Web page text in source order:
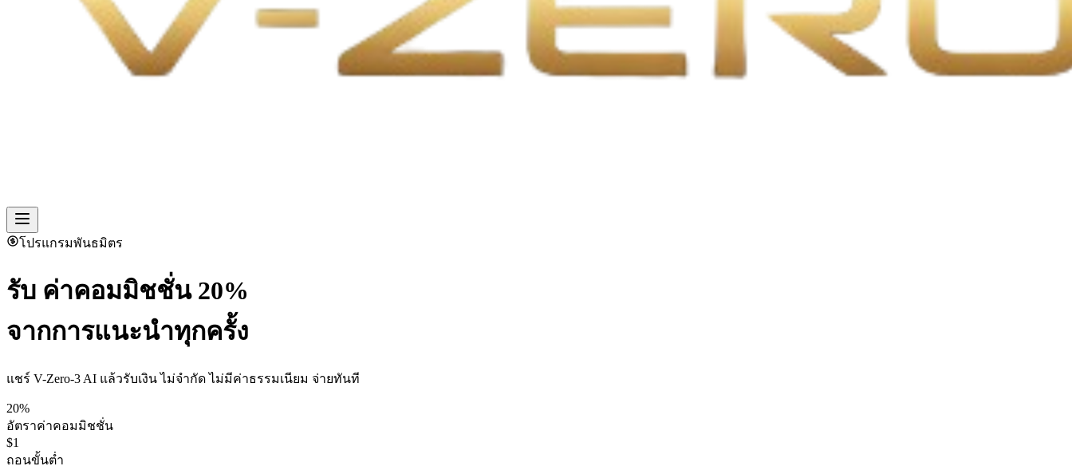
โปรแกรมพันธมิตร
รับ ค่าคอมมิชชั่น 20%
จากการแนะนำทุกครั้ง
แชร์ V-Zero-3 AI แล้วรับเงิน ไม่จำกัด ไม่มีค่าธรรมเนียม จ่ายทันที
20%
อัตราค่าคอมมิชชั่น
$1
ถอนขั้นต่ำ